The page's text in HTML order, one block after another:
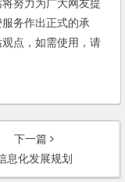
努力为广大网友提
务作出正式的承
点，如需使用，请
下一篇
息化发展规划